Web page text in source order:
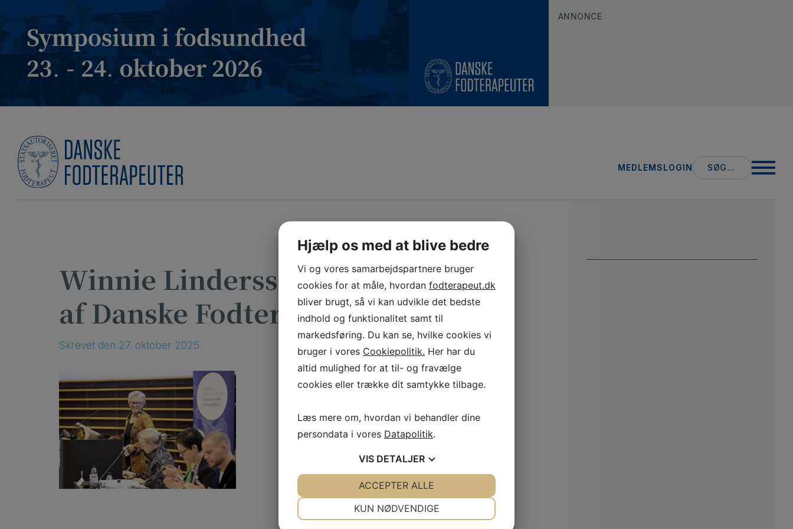
indholdet
ANNONCE
MEDLEMSLOGIN Search
for:
Winnie Lindersson, Æresmedlem
af Danske Fodterapeuter
Skrevet den 27. oktober 2025
Hjælp os med at blive bedre
Vi og vores samarbejdspartnere bruger
cookies for at måle, hvordan fodterapeut.dk
bliver brugt, så vi kan udvikle det bedste
indhold og funktionalitet samt til
markedsføring. Du kan se, hvilke cookies vi
bruger i vores Cookiepolitik. Her har du
altid mulighed for at til- og fravælge
cookies eller trække dit samtykke tilbage.
Læs mere om, hvordan vi behandler dine
persondata i vores Datapolitik.
VIS DETALJER
NEJ JA
KUN NØDVENDIGE
ACCEPTER ALLE